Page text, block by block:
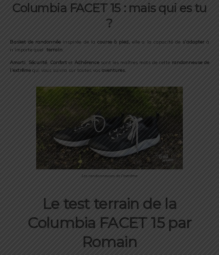
Columbia FACET 15 : mais qui es tu
?
Basket de randonnée inspirée de la course à pied,elle a la capacité de s’adapterà
n’importe quel terrain.
Amorti, Sécurité, Confort et Adhérence sont les maîtres mots de cette randonneuse de
l’extrême qui vous suivra sur toutes vos aventures.
Les randonneuses de l’extrême
Le test terrain de la
Columbia FACET 15 par
Romain